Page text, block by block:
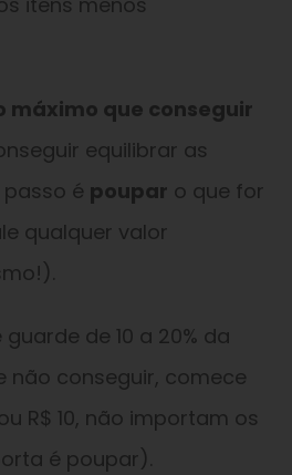
máximo que conseguir
equilibrar as
é poupar o que for
qualquer valor
de 10 a 20% da
não conseguir, comece
R$ 10, não importam os
é poupar).